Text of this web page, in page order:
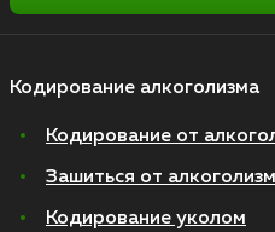
Кодирование алкоголизма
Кодирование от
Зашиться от
Кодирование уколом